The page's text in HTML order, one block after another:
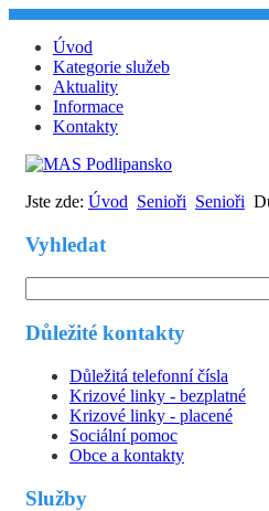
Úvod
Kategorie služeb
Aktuality
Informace
Kontakty
Jste zde: Úvod Senioři Senioři
Vyhledat
Důležité kontakty
Důležitá telefonní čísla
Krizové linky - bezplatné
Krizové linky - placené
Sociální pomoc
Obce a kontakty
Služby